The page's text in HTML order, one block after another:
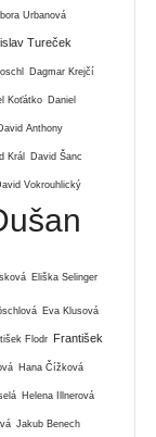
Urbanová
Tureček
Dagmar Krejčí
Koťátko Daniel
Anthony
Král David Šanc
Vokrouhlický
Eliška Selinger
Eva Klusová
Flodr František
Hana Čížková
Helena Illnerová
Jakub Benech